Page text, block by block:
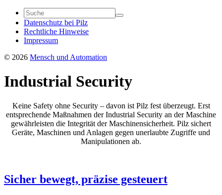
Daten­schutz bei Pilz
Recht­liche Hinweise
Impressum
© 2026 Mensch und Automation
Indus­trial Security
Keine Safety ohne Security – davon ist Pilz fest über­zeugt. Erst
entspre­chende Maßnahmen der Indus­trial Security an der Maschine
gewähr­leisten die Inte­grität der Maschi­nen­si­cher­heit. Pilz sichert
Geräte, Maschinen und Anlagen gegen uner­laubte Zugriffe und
Mani­pu­la­tionen ab.
Sicher bewegt, präzise gesteuert